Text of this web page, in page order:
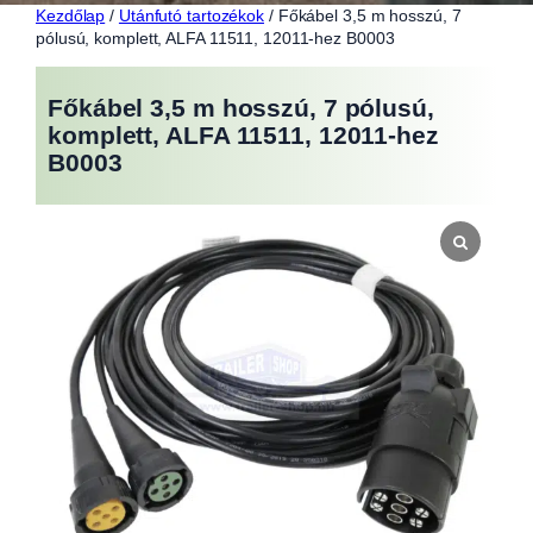
Kezdőlap / Utánfutó tartozékok / Főkábel 3,5 m hosszú, 7
pólusú, komplett, ALFA 11511, 12011-hez B0003
Főkábel 3,5 m hosszú, 7 pólusú,
komplett, ALFA 11511, 12011-hez
B0003